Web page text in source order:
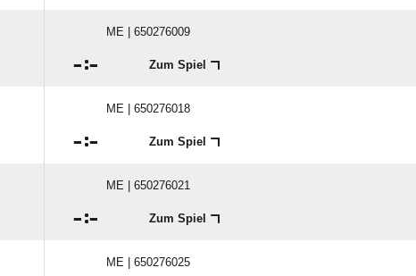
ME | 650276009
: Zum Spiel
ME | 650276018
: Zum Spiel
ME | 650276021
: Zum Spiel
ME | 650276025